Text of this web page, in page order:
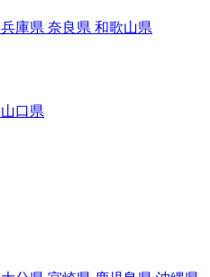
兵庫県 奈良県 和歌山県
山口県